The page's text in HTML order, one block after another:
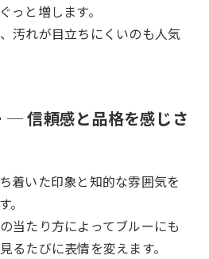
っと増します。
汚れが目立ちにくいのも人気
信頼感と品格を感じさ
着いた印象と知的な雰囲気を
当たり方によってブルーにも
るたびに表情を変えます。